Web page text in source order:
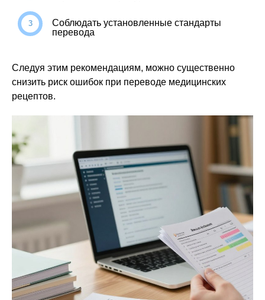
Соблюдать установленные стандарты
перевода
Следуя этим рекомендациям, можно существенно
снизить риск ошибок при переводе медицинских
рецептов.